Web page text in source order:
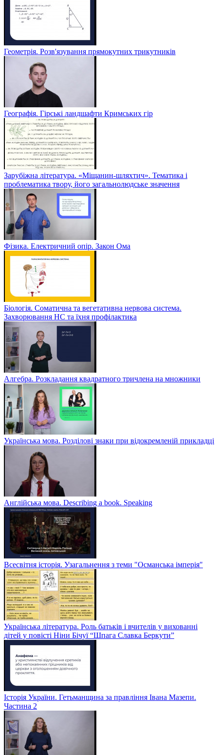
Геометрія. Розв'язування прямокутних трикутників
Географія. Гірські ландшафти Кримських гір
Зарубіжна література. «Міщанин-шляхтич». Тематика і
проблематика твору, його загальнолюдське значення
Фізика. Електричний опір. Закон Ома
Біологія. Соматична та вегетативна нервова система.
Захворювання НС та їхня профілактика
Алгебра. Розкладання квадратного тричлена на множники
Українська мова. Розділові знаки при відокремленій прикладці
Англійська мова. Describing a book. Speaking
Всесвітня історія. Узагальнення з теми "Османська імперія"
Українська література. Роль батьків і вчителів у вихованні
дітей у повісті Ніни Бічуї “Шпага Славка Беркути”
Історія України. Гетьманщина за правління Івана Мазепи.
Частина 2